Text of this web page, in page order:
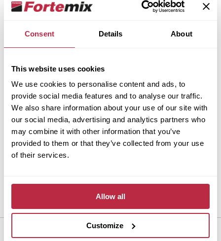
Consent Details About
This website uses cookies
We use cookies to personalise content and ads, to
provide social media features and to analyse our traffic.
We also share information about your use of our site with
our social media, advertising and analytics partners who
may combine it with other information that you’ve
provided to them or that they’ve collected from your use
of their services.
Allow all
Customize
Pokud chcete mít instalaci naprosto bez starostí,
dokončení podlahy.
Rychlé porovnání možností